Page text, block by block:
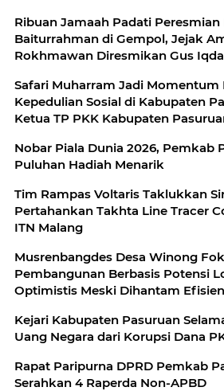
Ribuan Jamaah Padati Peresmian
Baiturrahman di Gempol, Jejak
Rokhmawan Diresmikan Gus
Safari Muharram Jadi Momentum
Kepedulian Sosial di Kabupaten
Ketua TP PKK Kabupaten
Nobar Piala Dunia 2026, Pemkab
Puluhan Hadiah Menarik
Tim Rampas Voltaris Taklukkan
Pertahankan Takhta Line Tracer
ITN Malang
Musrenbangdes Desa Winong
Pembangunan Berbasis Potensi
Optimistis Meski Dihantam
Kejari Kabupaten Pasuruan
Uang Negara dari Korupsi Dana
Rapat Paripurna DPRD Pemkab
Serahkan 4 Raperda Non-APBD